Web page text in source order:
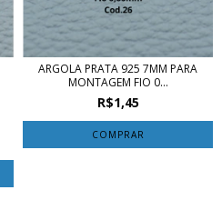
ARGOLA PRATA 925 7MM PARA
MONTAGEM FIO 0...
R$1,45
COMPRAR